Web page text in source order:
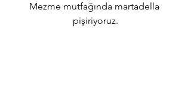
Mezme mutfağında martadella
pişiriyoruz.